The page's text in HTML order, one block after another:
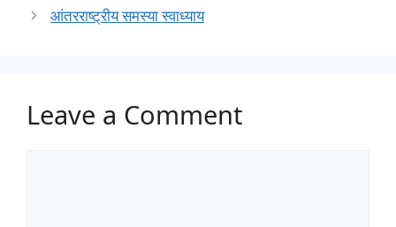
आंतरराष्ट्रीय समस्या स्वाध्याय
Leave a Comment